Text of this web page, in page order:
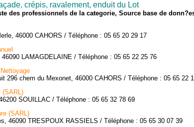
crépis, ravalement, enduit du Lot
des professionnels de la categorie, Source base de
46000 CAHORS / Téléphone : 05 65 20 29 17
LAMAGDELAINE / Téléphone : 05 65 22 25 76
296 chem du Mexonet, 46000 CAHORS / Téléphone : 05 65 22
(SARL)
SOUILLAC / Téléphone : 05 65 32 78 69
(SARL)
46090 TRESPOUX RASSIELS / Téléphone : 05 65 30 07 39